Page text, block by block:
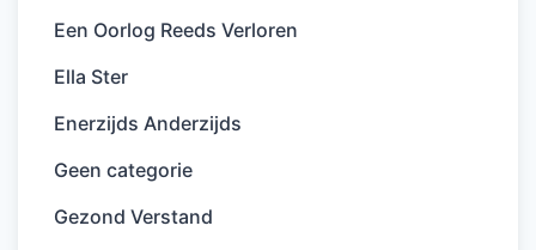
Een Oorlog Reeds Verloren
Ella Ster
Enerzijds Anderzijds
Geen categorie
Gezond Verstand